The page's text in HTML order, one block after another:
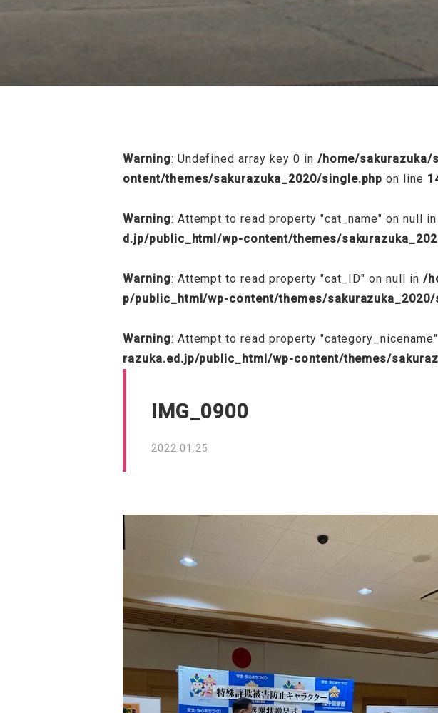
/home/sakurazuka/sakurazuka.ed.jp/public_html/wp-
Warning: Undefined array key 0 in /home/sakurazuka/
ontent/themes/sakurazuka_2020/single.php on line
Warning: Attempt to read property "cat_name" on null in
d.jp/public_html/wp-content/themes/
Warning: Attempt to read property "cat_ID" on null in /
p/public_html/wp-content/themes/sakurazuka_2020/
Warning: Attempt to read property
razuka.ed.jp/public_html/wp-content/themes/
IMG_0900
2022.01.25